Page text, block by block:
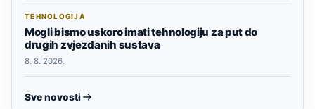
TEHNOLOGIJA
Mogli bismo uskoro imati tehnologiju za put do
drugih zvjezdanih sustava
8. 8. 2026.
Sve novosti